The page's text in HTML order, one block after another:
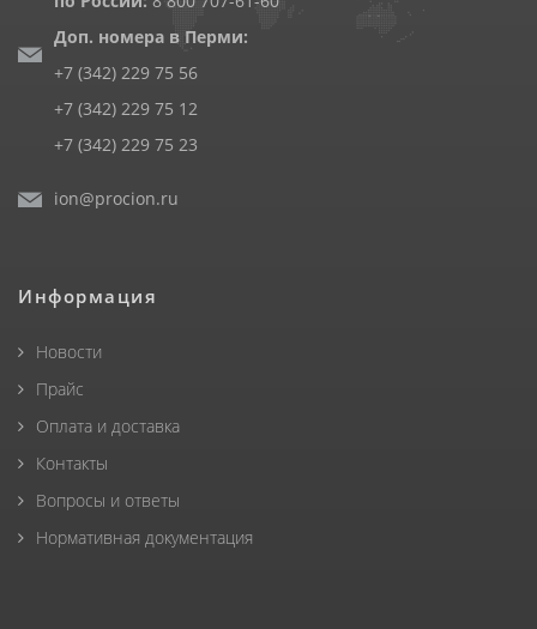
Доп. номера в Перми:
+7 (342) 229 75 56
+7 (342) 229 75 12
+7 (342) 229 75 23
ion@procion.ru
Информация
Новости
Прайс
Оплата и доставка
Контакты
Вопросы и ответы
Нормативная документация